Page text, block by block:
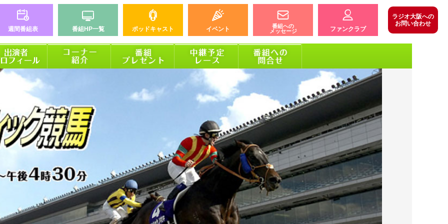
週間番組表 番組HP一覧 ポッドキャスト イベント
番組への
メッセージ
ファンクラブ
ラジオ大阪への
お問い合わせ